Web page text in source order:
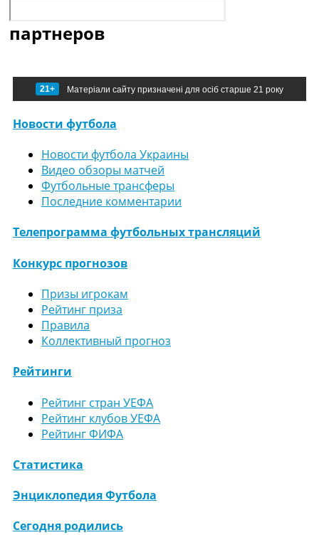
партнеров
21+ Матеріали сайту призначені для осіб старше 21 року
Новости футбола
Новости футбола Украины
Видео обзоры матчей
Футбольные трансферы
Последние комментарии
Телепрограмма футбольных трансляций
Конкурс прогнозов
Призы игрокам
Рейтинг приза
Правила
Коллективный прогноз
Рейтинги
Рейтинг стран УЕФА
Рейтинг клубов УЕФА
Рейтинг ФИФА
Статистика
Энциклопедия Футбола
Сегодня родились